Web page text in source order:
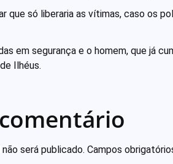
que só liberaria as vítimas, caso os
em segurança e o homem, que já
Ilhéus.
será publicado. Campos